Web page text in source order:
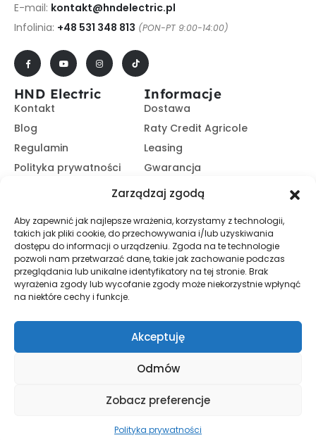
Zarządzaj zgodą
Aby zapewnić jak najlepsze wrażenia, korzystamy z technologii,
takich jak pliki cookie, do przechowywania i/lub uzyskiwania
dostępu do informacji o urządzeniu. Zgoda na te technologie
pozwoli nam przetwarzać dane, takie jak zachowanie podczas
przeglądania lub unikalne identyfikatory na tej stronie. Brak
wyrażenia zgody lub wycofanie zgody może niekorzystnie wpłynąć
na niektóre cechy i funkcje.
Akceptuję
Odmów
Zobacz preferencje
Polityka prywatności
E-mail: kontakt@hndelectric.pl
Infolinia: +48 531 348 813 (PON-PT 9:00-14:00)
HND Electric
Kontakt
Blog
Regulamin
Polityka prywatności
Informacje
Dostawa
Raty Credit Agricole
Leasing
Gwarancja
14 dni na zwrot
Program partnerski
Zasubskrybuj nasz Newsletter
Zapisz Się
© HND Electric. 2025 - Wszelkie prawa zastrzeżone